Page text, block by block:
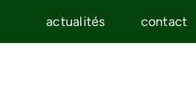
actualités contact